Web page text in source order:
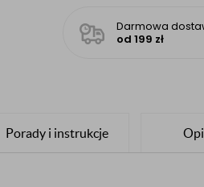
Darmowa
od 199 zł
Porady i instrukcje